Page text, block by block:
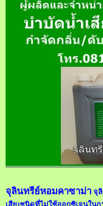
จุลินทรีย์หอมคาซาม่า จุ